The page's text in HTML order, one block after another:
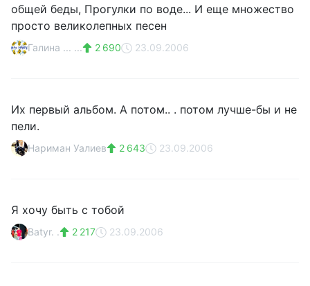
общей беды, Прогулки по воде... И еще множество
просто великолепных песен
Галина ... ... 2 690 23.09.2006
Их первый альбом. А потом.. . потом лучше-бы и не
пели.
Нариман Уалиев 2 643 23.09.2006
Я хочу быть с тобой
Batyr. . 2 217 23.09.2006